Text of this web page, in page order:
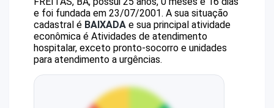
e foi fundada em 23/07/2001. A sua situação
cadastral é BAIXADA e sua principal atividade
econômica é Atividades de atendimento
hospitalar, exceto pronto-socorro e unidades
para atendimento a urgências.